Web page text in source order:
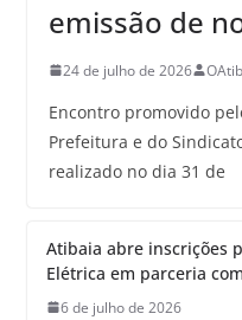
emissão de
24 de julho de 2026
Encontro promovido
Prefeitura e do
realizado no dia 31 de
Atibaia abre inscrições
Elétrica em parceria
6 de julho de 2026